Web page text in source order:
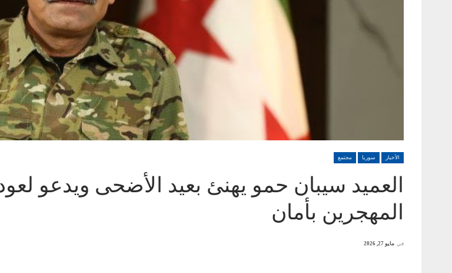
الأخبار سوريا مجتمع
العميد سيبان حمو يهنئ بعيد الأضحى ويدعو
المهجرين بأمان
في مايو 27, 2026